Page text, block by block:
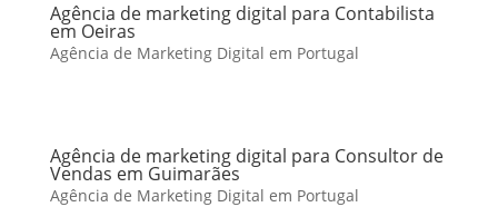
Agência de marketing digital para Contabilista
em Oeiras
Agência de Marketing Digital em Portugal
Agência de marketing digital para Consultor de
Vendas em Guimarães
Agência de Marketing Digital em Portugal